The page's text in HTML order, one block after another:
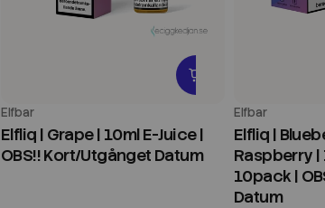
Elfbar
Elfliq | Grape | 10ml E-Juice |
OBS!! Kort/Utgånget Datum
Elfbar
Elfliq |
Raspberry |
10pack |
Datum